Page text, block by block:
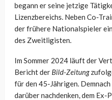
begann er seine jetzige
Lizenzbereichs. Neben Co-
der frühere Nationalspieler
des Zweitligisten.
Im Sommer 2024 läuft der
Bericht der Bild-Zeitung
für den 45-Jährigen.
darüber nachdenken, dem Ex-